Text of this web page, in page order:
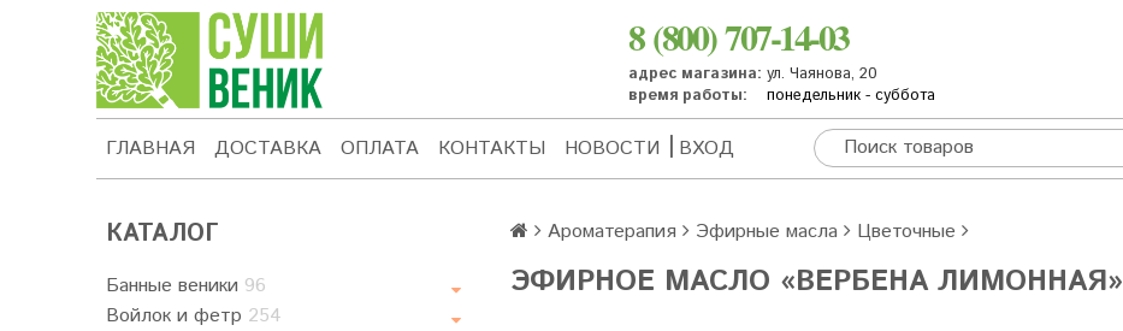
8 (800) 707-14-03
адрес магазина:ул. Чаянова, 20
время работы:
понедельник - суббота
ГЛАВНАЯ ДОСТАВКА ОПЛАТА КОНТАКТЫ НОВОСТИ ВХОД
КАТАЛОГ
Банные веники 96
Войлок и фетр 254
Ароматерапия Эфирные масла Цветочные
ЭФИРНОЕ МАСЛО «ВЕРБЕНА ЛИМОННАЯ»